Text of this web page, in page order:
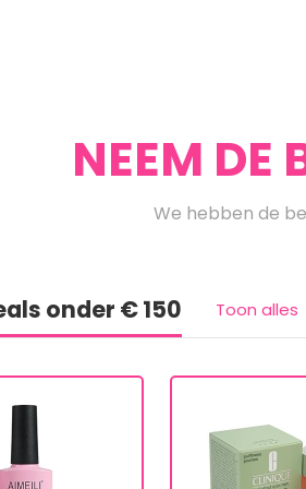
NEEM DE
We hebben de
onder € 150 Toon alles